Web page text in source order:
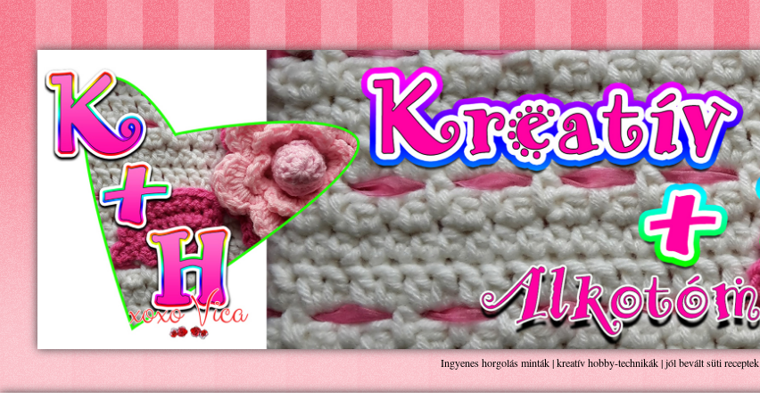
Kreatív+Hobby
Alkotóműhely
Ingyenes horgolás minták | kreatív hobby-technikák | jól bevált süti receptek